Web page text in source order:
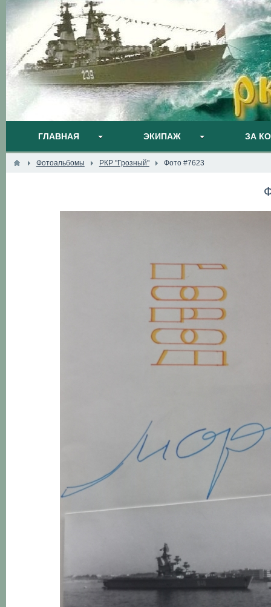
ГЛАВНАЯ ЭКИПАЖ ЗА
Фотоальбомы РКР "Грозный" Фото #7623